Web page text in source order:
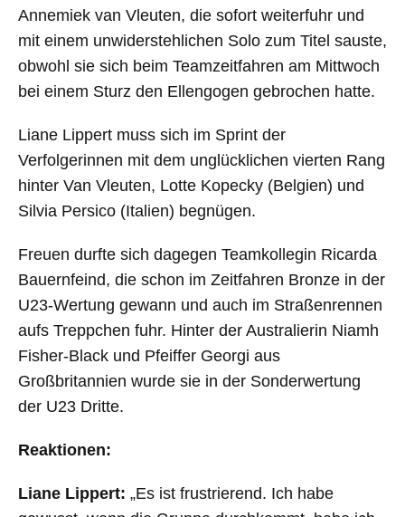
Annemiek van Vleuten, die sofort weiterfuhr und
mit einem unwiderstehlichen Solo zum Titel sauste,
obwohl sie sich beim Teamzeitfahren am Mittwoch
bei einem Sturz den Ellengogen gebrochen hatte.
Liane Lippert muss sich im Sprint der
Verfolgerinnen mit dem unglücklichen vierten Rang
hinter Van Vleuten, Lotte Kopecky (Belgien) und
Silvia Persico (Italien) begnügen.
Freuen durfte sich dagegen Teamkollegin Ricarda
Bauernfeind, die schon im Zeitfahren Bronze in der
U23-Wertung gewann und auch im Straßenrennen
aufs Treppchen fuhr. Hinter der Australierin Niamh
Fisher-Black und Pfeiffer Georgi aus
Großbritannien wurde sie in der Sonderwertung
der U23 Dritte.
Reaktionen:
Liane Lippert: „Es ist frustrierend. Ich habe